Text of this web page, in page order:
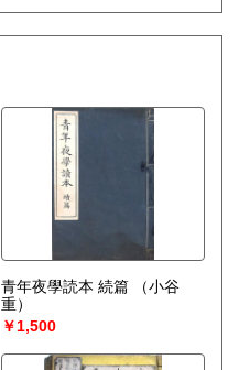
青年夜學読本 続篇
（小谷
重）
￥1,500